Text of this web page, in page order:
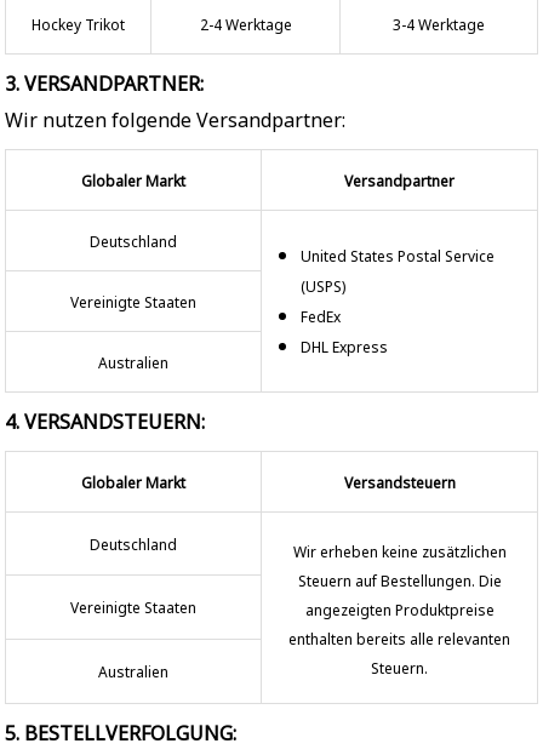
Hockey Trikot 2-4 Werktage 3-4 Werktage
3. VERSANDPARTNER:
Wir nutzen folgende Versandpartner:
Globaler Markt Versandpartner
Deutschland
United States Postal Service
(USPS)
FedEx
DHL Express
Vereinigte Staaten
Australien
4. VERSANDSTEUERN:
Globaler Markt Versandsteuern
Deutschland
Wir erheben keine zusätzlichen
Steuern auf Bestellungen. Die
angezeigten Produktpreise
enthalten bereits alle relevanten
Steuern.
Vereinigte Staaten
Australien
5. BESTELLVERFOLGUNG: